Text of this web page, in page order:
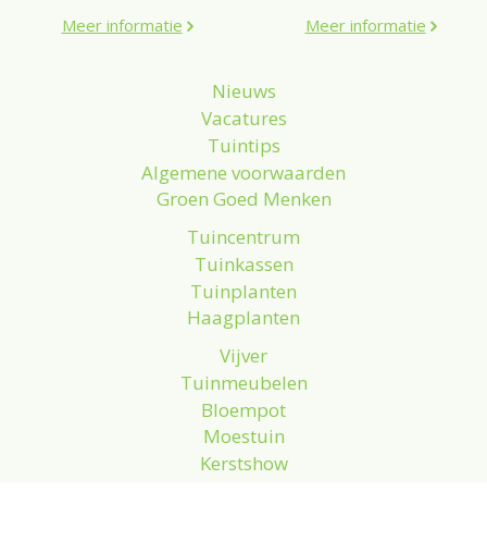
Meer informatie
Meer informatie
Nieuws
Vacatures
Tuintips
Algemene voorwaarden
Groen Goed Menken
Tuincentrum
Tuinkassen
Tuinplanten
Haagplanten
Vijver
Tuinmeubelen
Bloempot
Moestuin
Kerstshow